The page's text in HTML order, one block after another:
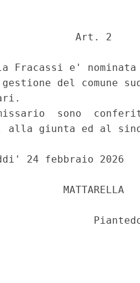
Art. 2
Fracassi e'
del comune
sono
alla giunta ed al
24 febbraio 2026
MATTARELLA